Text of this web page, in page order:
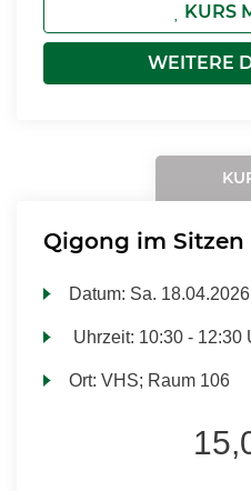
KURS
WEITERE
Qigong im Sitzen
Datum: Sa. 18.04.2026
Uhrzeit: 10:30 - 12:30
Ort:VHS; Raum 106